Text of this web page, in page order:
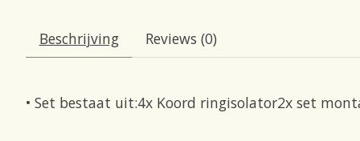
Beschrijving Reviews (0)
• Set bestaat uit:4x Koord ringisolator2x set